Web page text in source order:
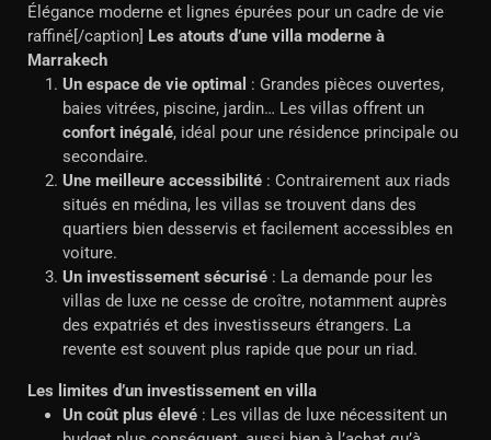
Élégance moderne et lignes épurées pour un cadre de vie
raffiné[/caption] Les atouts d’une villa moderne à
Marrakech
Un espace de vie optimal : Grandes pièces ouvertes,
baies vitrées, piscine, jardin… Les villas offrent un
confort inégalé, idéal pour une résidence principale ou
secondaire.
Une meilleure accessibilité : Contrairement aux riads
situés en médina, les villas se trouvent dans des
quartiers bien desservis et facilement accessibles en
voiture.
Un investissement sécurisé : La demande pour les
villas de luxe ne cesse de croître, notamment auprès
des expatriés et des investisseurs étrangers. La
revente est souvent plus rapide que pour un riad.
Les limites d’un investissement en villa
Un coût plus élevé : Les villas de luxe nécessitent un